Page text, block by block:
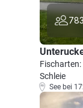
783
Schleie
See bei